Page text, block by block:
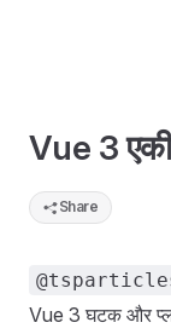
Vue 3
Share
Vue 3 घटक और